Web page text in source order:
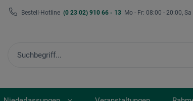
Bestell-Hotline (0 23 02) 910 66 - 13 Mo - Fr: 08:00 - 20:00,